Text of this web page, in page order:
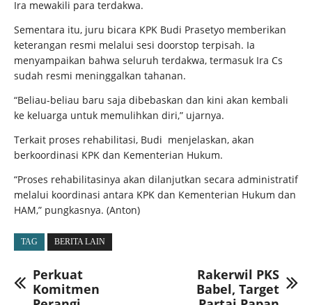
Ira mewakili para terdakwa.
Sementara itu, juru bicara KPK Budi Prasetyo memberikan
keterangan resmi melalui sesi doorstop terpisah. Ia
menyampaikan bahwa seluruh terdakwa, termasuk Ira Cs
sudah resmi meninggalkan tahanan.
“Beliau-beliau baru saja dibebaskan dan kini akan kembali
ke keluarga untuk memulihkan diri,” ujarnya.
Terkait proses rehabilitasi, Budi menjelaskan, akan
berkoordinasi KPK dan Kementerian Hukum.
“Proses rehabilitasinya akan dilanjutkan secara administratif
melalui koordinasi antara KPK dan Kementerian Hukum dan
HAM,” pungkasnya. (Anton)
TAG BERITA LAIN
Perkuat
Komitmen
Rakerwil PKS
Babel, Target